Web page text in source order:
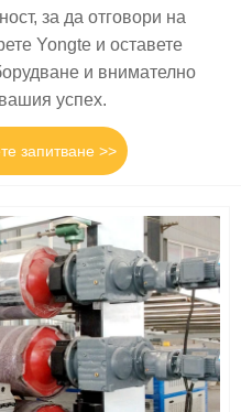
за да отговори на
Yongte и оставете
и внимателно
успех.
запитване >>